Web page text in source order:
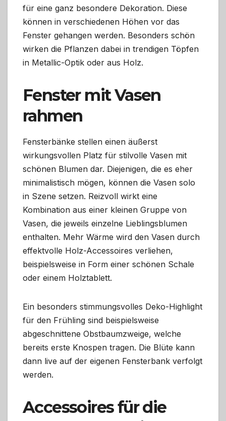
für eine ganz besondere Dekoration. Diese
können in verschiedenen Höhen vor das
Fenster gehangen werden. Besonders schön
wirken die Pflanzen dabei in trendigen Töpfen
in Metallic-Optik oder aus Holz.
Fenster mit Vasen
rahmen
Fensterbänke stellen einen äußerst
wirkungsvollen Platz für stilvolle Vasen mit
schönen Blumen dar. Diejenigen, die es eher
minimalistisch mögen, können die Vasen solo
in Szene setzen. Reizvoll wirkt eine
Kombination aus einer kleinen Gruppe von
Vasen, die jeweils einzelne Lieblingsblumen
enthalten. Mehr Wärme wird den Vasen durch
effektvolle Holz-Accessoires verliehen,
beispielsweise in Form einer schönen Schale
oder einem Holztablett.
Ein besonders stimmungsvolles Deko-Highlight
für den Frühling sind beispielsweise
abgeschnittene Obstbaumzweige, welche
bereits erste Knospen tragen. Die Blüte kann
dann live auf der eigenen Fensterbank verfolgt
werden.
Accessoires für die